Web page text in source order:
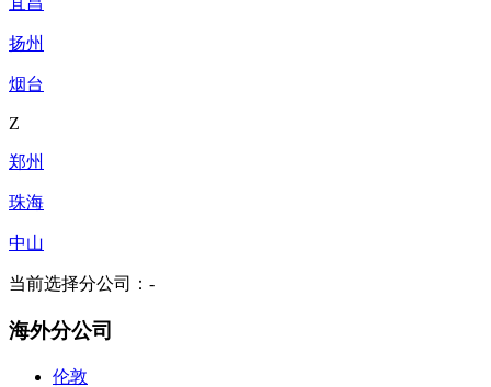
扬州
烟台
Z
郑州
珠海
中山
当前选择分公司： -
海外分公司
伦敦